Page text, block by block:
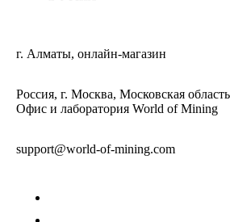
г. Алматы, онлайн-магазин
Россия, г. Москва, Московская
Офис и лаборатория World of Mining
support@world-of-mining.com